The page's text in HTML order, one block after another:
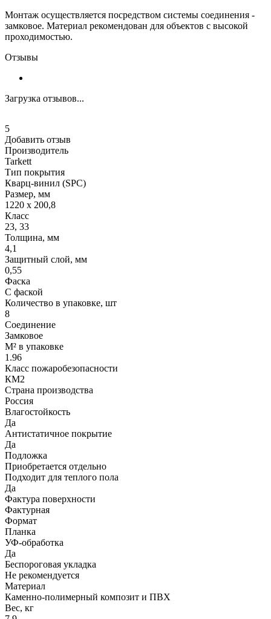
Монтаж осуществляется посредством системы соединения -
замковое. Материал рекомендован для объектов с высокой
проходимостью.
Отзывы
Загрузка отзывов...
5
Добавить отзыв
Производитель
Tarkett
Тип покрытия
Кварц-винил (SPC)
Размер, мм
1220 x 200,8
Класс
23, 33
Толщина, мм
4,1
Защитный слой, мм
0,55
Фаска
С фаской
Количество в упаковке, шт
8
Соединение
Замковое
М² в упаковке
1.96
Класс пожаробезопасности
КМ2
Страна производства
Россия
Влагостойкость
Да
Антистатичное покрытие
Да
Подложка
Приобретается отдельно
Подходит для теплого пола
Да
Фактура поверхности
Фактурная
Формат
Планка
УФ-обработка
Да
Беспороговая укладка
Не рекомендуется
Материал
Каменно-полимерный композит и ПВХ
Вес, кг